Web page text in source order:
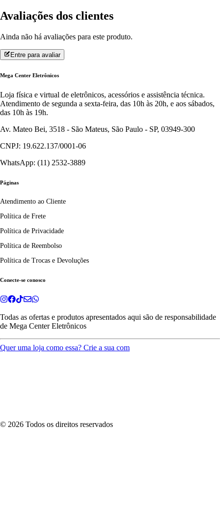
Avaliações dos clientes
Ainda não há avaliações para este produto.
Entre para avaliar
Mega Center Eletrônicos
Loja física e virtual de eletrônicos, acessórios e assistência técnica.
Atendimento de segunda a sexta-feira, das 10h às 20h, e aos sábados,
das 10h às 19h.
Av. Mateo Bei, 3518 - São Mateus, São Paulo - SP, 03949-300
CNPJ: 19.622.137/0001-06
WhatsApp: (11) 2532-3889
Páginas
Atendimento ao Cliente
Política de Frete
Política de Privacidade
Política de Reembolso
Política de Trocas e Devoluções
Conecte-se conosco
Todas as ofertas e produtos apresentados aqui são de responsabilidade
de Mega Center Eletrônicos
Quer uma loja como essa? Crie a sua com
© 2026 Todos os direitos reservados